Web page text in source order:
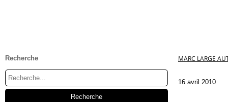
Recherche MARC LARGE
16 avril 2010